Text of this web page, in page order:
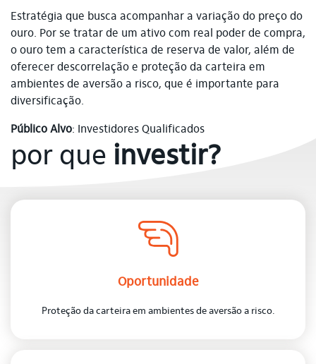
Estratégia que busca acompanhar a variação do preço do
ouro. Por se tratar de um ativo com real poder de compra,
o ouro tem a característica de reserva de valor, além de
oferecer descorrelação e proteção da carteira em
ambientes de aversão a risco, que é importante para
diversificação.
Público Alvo: Investidores Qualificados
por que investir?
Oportunidade
Proteção da carteira em ambientes de aversão a risco.